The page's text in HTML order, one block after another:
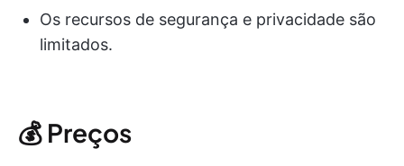
Os recursos de segurança e privacidade são
limitados.
💰 Preços